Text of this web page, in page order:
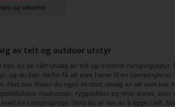
og sikkerhet
av telt og outdoor utstyr
kan du se vårt utvalg av telt og outdoor
og du kan derfor få alt som hører til en
Hos oss finner du også et stort utvalg av alt som har
madrasser, ryggsekker og mye annet,
med en campingvogn. Hvis du er fan av å ligge i telt,